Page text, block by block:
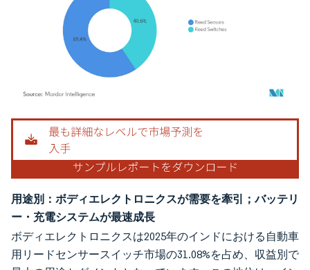
画像 © Mordor Intelligence。再利用にはCC BY 4.0の表示が必要です。
用途別：ボディエレクトロニクスが需要を牽引；バッテリ
ー・充電システムが最速成長
ボディエレクトロニクスは2025年のインドにおける自動車
用リードセンサースイッチ市場の31.08%を占め、収益別で